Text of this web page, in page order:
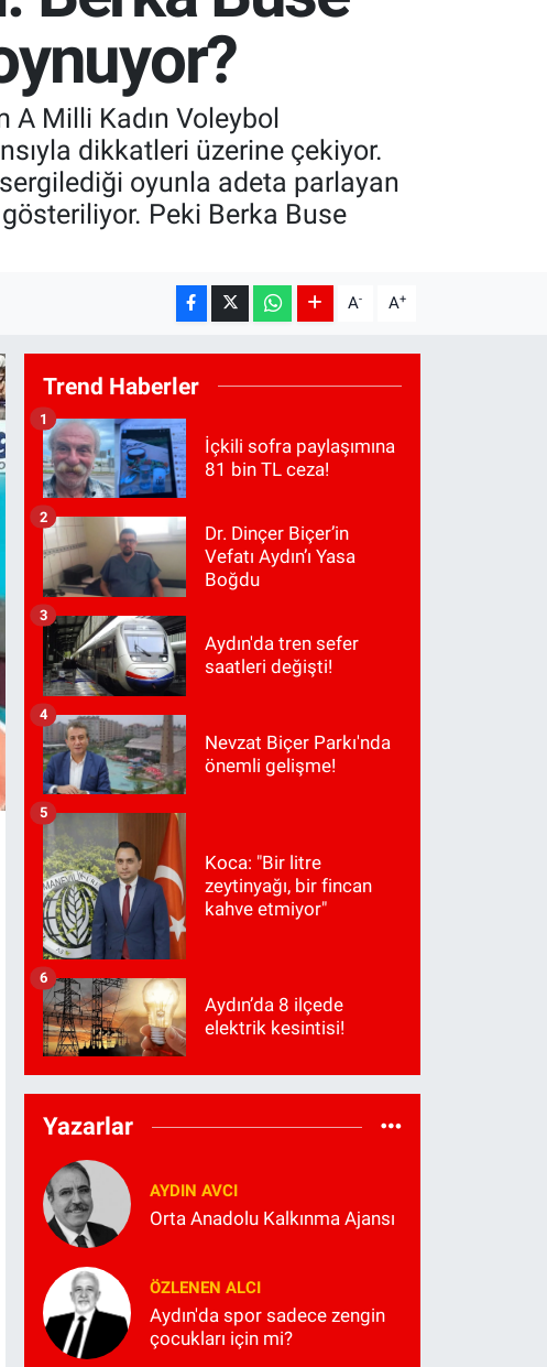
A Milli Kadın Voleybol
dikkatleri üzerine çekiyor.
oyunla adeta parlayan
Peki Berka Buse
A- A+
Trend Haberler
İçkili sofra paylaşımına
81 bin TL ceza!
1
Dr. Dinçer Biçer’in
Vefatı Aydın’ı Yasa
Boğdu
2
Aydın'da tren sefer
saatleri değişti!
3
Nevzat Biçer Parkı'nda
önemli gelişme!
4
Koca: "Bir litre
zeytinyağı, bir fincan
kahve etmiyor"
5
Aydın’da 8 ilçede
elektrik kesintisi!
6
Yazarlar
AYDIN AVCI
Orta Anadolu Kalkınma Ajansı
ÖZLENEN ALCI
Aydın'da spor sadece zengin
çocukları için mi?